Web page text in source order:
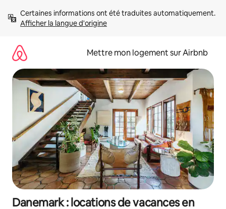
directement
Afficher la langue d'origine
Mettre mon logement sur Airbnb
Danemark : locations de vacances en